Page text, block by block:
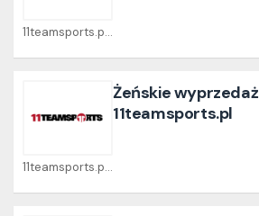
11teamsports.pl Coupons
11teamsports.pl Coupons
Żeńskie wyprzedaż
11teamsports.pl